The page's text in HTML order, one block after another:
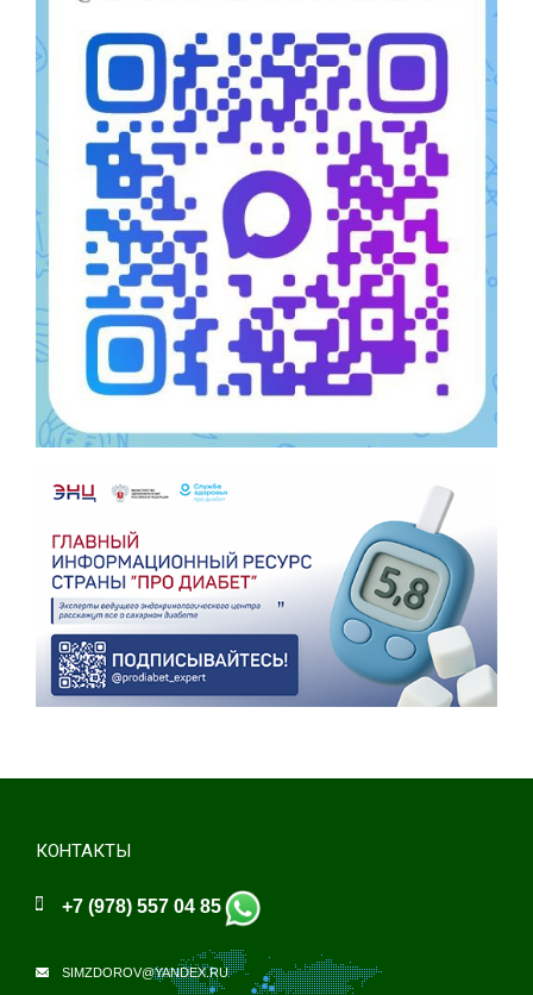
КОНТАКТЫ
+7 (978) 557 04 85
SIMZDOROV@YANDEX.RU